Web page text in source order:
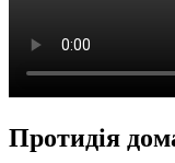
Протидія